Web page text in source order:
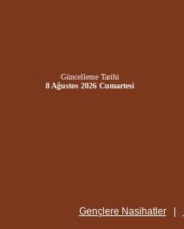
Güncelleme Tarihi
8 Ağustos 2026 Cumartesi
Gençlere Nasihatler|